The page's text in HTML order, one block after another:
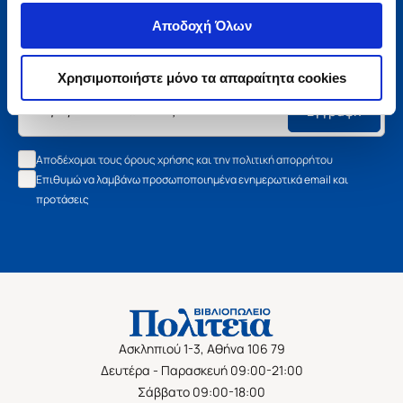
Αποδοχή Όλων
Χρησιμοποιήστε μόνο τα απαραίτητα cookies
Μάθετε τα νέα της Πολιτείας
Εγγραφείτε στο newsletter μας και μάθετε πρώτοι όλα τα
νέα βιβλία, τις εξαιρετικές τιμές και τις εκδηλώσεις μας.
Εγγραφή
Αποδέχομαι τους όρους χρήσης και την πολιτική απορρήτου
Επιθυμώ να λαμβάνω προσωποποιημένα ενημερωτικά email και
προτάσεις
Ασκληπιού 1-3, Αθήνα 106 79
Δευτέρα - Παρασκευή 09:00-21:00
Σάββατο 09:00-18:00